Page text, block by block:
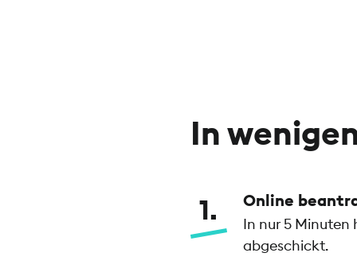
Bargeldeinzahlung am Automaten
In
1 Online
In nur 5 Minuten
abgeschickt.